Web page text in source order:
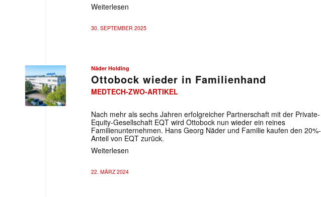
Weiterlesen
30. SEPTEMBER 2025
Näder Holding
Ottobock wieder in Familienhand
MEDTECH-ZWO-ARTIKEL
Nach mehr als sechs Jahren erfolgreicher Partnerschaft mit der Private-
Equity-Gesellschaft EQT wird Ottobock nun wieder ein reines
Familienunternehmen. Hans Georg Näder und Familie kaufen den 20%-
Anteil von EQT zurück.
Weiterlesen
22. MÄRZ 2024